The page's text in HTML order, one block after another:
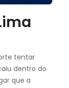
tentar
dentro do
que a